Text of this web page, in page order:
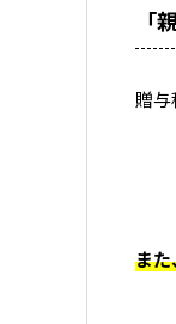
「
贈与
また